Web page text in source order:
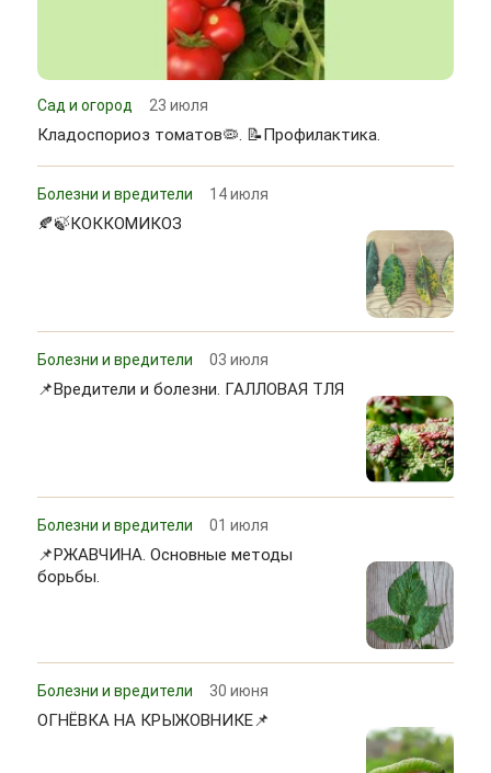
Сад и огород 23 июля
Кладоспориоз томатов🦠. 📝Профилактика.
Болезни и вредители 14 июля
🍂🍃КОККОМИКОЗ
Болезни и вредители 03 июля
📌Вредители и болезни. ГАЛЛОВАЯ ТЛЯ
Болезни и вредители 01 июля
📌РЖАВЧИНА. Основные методы
борьбы.
Болезни и вредители 30 июня
ОГНЁВКА НА КРЫЖОВНИКЕ📌